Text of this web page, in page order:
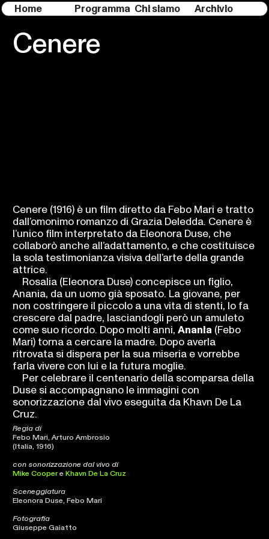
Home Programma Chi siamo Archivio
Cenere
Cenere (1916) è un film diretto da Febo Mari e tratto
dall’omonimo romanzo di Grazia Deledda. Cenere è
l’unico film interpretato da Eleonora Duse, che
collaborò anche all’adattamento, e che costituisce
la sola testimonianza visiva dell’arte della grande
attrice.
Rosalia (Eleonora Duse) concepisce un figlio,
Anania, da un uomo già sposato. La giovane, per
non costringere il piccolo a una vita di stenti, lo fa
crescere dal padre, lasciandogli però un amuleto
come suo ricordo. Dopo molti anni, Anania(Febo
Mari) torna a cercare la madre. Dopo averla
ritrovata si dispera per la sua miseria e vorrebbe
farla vivere con lui e la futura moglie.
Per celebrare il centenario della scomparsa della
Duse si accompagnano le immagini con
sonorizzazione dal vivo eseguita da Khavn De La
Cruz.
Regia di
Febo Mari, Arturo Ambrosio
(Italia, 1916)
con sonorizzazione dal vivo di
Mike Coopere Khavn De La Cruz
Sceneggiatura
Eleonora Duse, Febo Mari
Fotografia
Giuseppe Gaiatto